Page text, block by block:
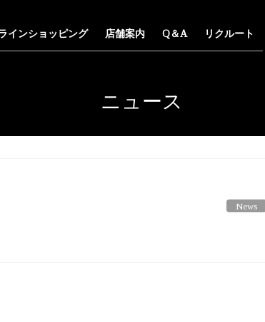
インショッピング 店舗案内 Q＆A リクルート
ニュース
News